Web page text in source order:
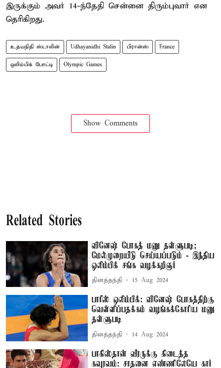
இருக்கும் அவர் 14-ந்தேதி சென்னை திரும்புவார் என
தெரிகிறது.
உதயநிதி ஸ்டாலின் Udhayanidhi Stalin பிரான்ஸ் France
ஒலிம்பிக் போட்டி Olympic Games
Show Comments
Related Stories
வினேஷ் போகத் மனு தள்ளுபடி;
மேல்முறையீடு செய்யப்படும் - இந்திய
ஒலிம்பிக் சங்க வழக்கறிஞர்
தினத்தந்தி 15 Aug 2024
பாரீஸ் ஒலிம்பிக்: வினேஷ் போகத்திற்கு
வெள்ளிப்பதக்கம் வழங்கக்கோரிய மனு
தள்ளுபடி
தினத்தந்தி 14 Aug 2024
பாகிஸ்தான் வீரருக்கு கிடைத்த
கவுரவம்: சாதனை எண்ணிலேயே கார்